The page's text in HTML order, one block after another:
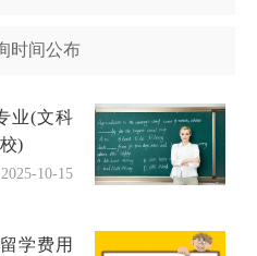
时间公布
业(文科
)
2025-10-15
学费用